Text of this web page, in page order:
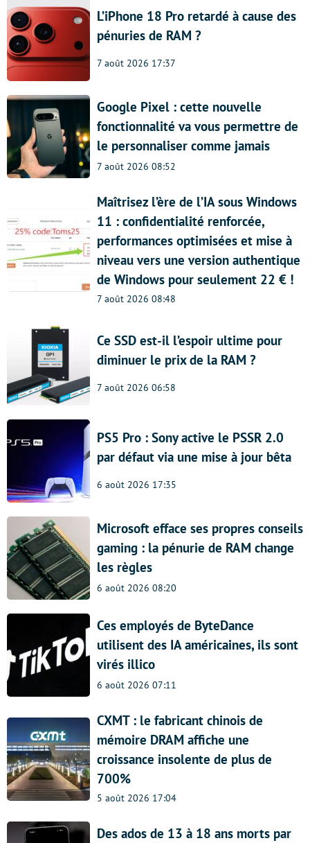
L’iPhone 18 Pro retardé à cause des
pénuries de RAM ?
7 août 2026 17:37
Google Pixel : cette nouvelle
fonctionnalité va vous permettre de
le personnaliser comme jamais
7 août 2026 08:52
Maîtrisez l’ère de l’IA sous Windows
11 : confidentialité renforcée,
performances optimisées et mise à
niveau vers une version authentique
de Windows pour seulement 22 € !
7 août 2026 08:48
Ce SSD est-il l’espoir ultime pour
diminuer le prix de la RAM ?
7 août 2026 06:58
PS5 Pro : Sony active le PSSR 2.0
par défaut via une mise à jour bêta
6 août 2026 17:35
Microsoft efface ses propres conseils
gaming : la pénurie de RAM change
les règles
6 août 2026 08:20
Ces employés de ByteDance
utilisent des IA américaines, ils sont
virés illico
6 août 2026 07:11
CXMT : le fabricant chinois de
mémoire DRAM affiche une
croissance insolente de plus de
700%
5 août 2026 17:04
Des ados de 13 à 18 ans morts par